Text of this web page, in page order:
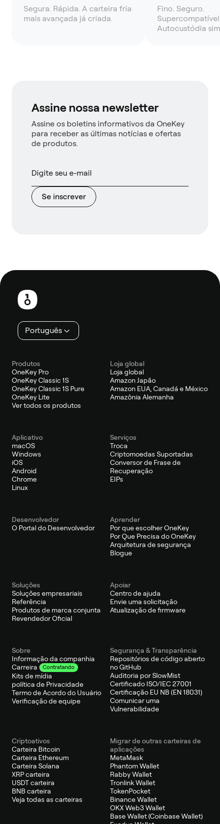
Segura. Rápida. A carteira fria
mais avançada já criada.
Fino. Seguro.
Autocustódia
Assine nossa newsletter
Assine os boletins informativos da OneKey
para receber as últimas notícias e ofertas
de produtos.
Se inscrever
Rodapé
Português
Produtos
OneKey Pro
OneKey Classic 1S
OneKey Classic 1S Pure
OneKey Lite
Ver todos os produtos
Loja global
Loja global
Amazon Japão
Amazon EUA, Canadá e México
Amazônia Alemanha
Aplicativo
macOS
Windows
iOS
Android
Chrome
Linux
Serviços
Troca
Criptomoedas Suportadas
Conversor de Frase de
Recuperação
EIPs
Desenvolvedor
O Portal do Desenvolvedor
Aprender
Por que escolher OneKey
Por Que Precisa do OneKey
Arquitetura de segurança
Blogue
Soluções
Soluções empresariais
Referência
Produtos de marca conjunta
Revendedor Oficial
Apoiar
Centro de ajuda
Envie uma solicitação
Atualização de firmware
Sobre
Informação da companhia
Carreira
Contratando
Kits de mídia
política de Privacidade
Termo de Acordo do Usuário
Verificação de equipe
Segurança & Transparência
Repositórios de código aberto
no GitHub
Auditoria por SlowMist
Certificado ISO/IEC 27001
Certificação EU NB (EN 18031)
Comunicar uma
Vulnerabilidade
Criptoativos
Carteira Bitcoin
Carteira Ethereum
Carteira Solana
XRP carteira
USDT carteira
BNB carteira
Veja todas as carteiras
Migrar de outras carteiras de
aplicações
MetaMask
Phantom Wallet
Rabby Wallet
Tronlink Wallet
TokenPocket
Binance Wallet
OKX Web3 Wallet
Base Wallet (Coinbase Wallet)